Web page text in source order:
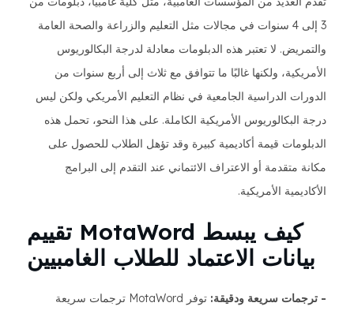
3 إلى 4 سنوات في مجالات مثل التعليم والزراعة والصحة العامة
والتمريض. لا تعتبر هذه الدبلومات معادلة لدرجة البكالوريوس
الأمريكية، ولكنها غالبًا ما تتوافق مع ثلاث إلى أربع سنوات من
الدورات الدراسية الجامعية في نظام التعليم الأمريكي ولكن ليس
درجة البكالوريوس الأمريكية الكاملة. على هذا النحو، تحمل هذه
الدبلومات قيمة أكاديمية كبيرة وقد تؤهل الطلاب للحصول على
مكانة متقدمة أو الاعتراف الائتماني عند التقدم إلى البرامج
الأكاديمية الأمريكية.
كيف يبسط MotaWord تقييم
بيانات الاعتماد للطلاب الغامبيين
- ترجمات سريعة ودقيقة:
توفر MotaWord ترجمات سريعة